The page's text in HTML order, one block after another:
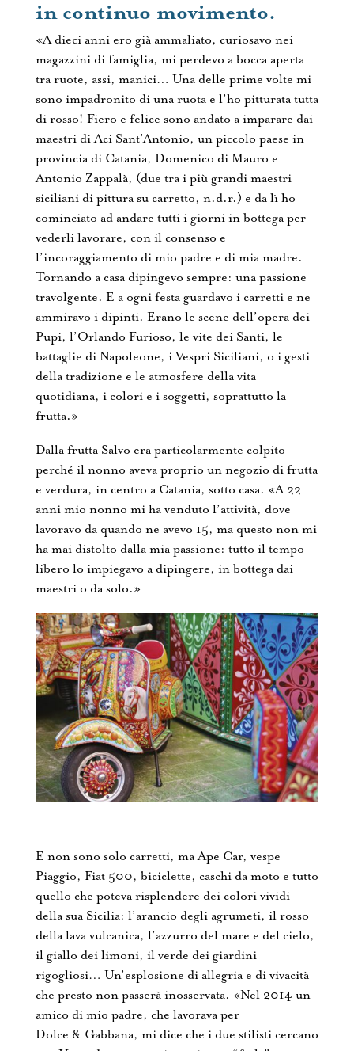
in continuo movimento.
«A dieci anni ero già ammaliato, curiosavo nei
magazzini di famiglia, mi perdevo a bocca aperta
tra ruote, assi, manici… Una delle prime volte mi
sono impadronito di una ruota e l’ho pitturata tutta
di rosso! Fiero e felice sono andato a imparare dai
maestri di Aci Sant’Antonio, un piccolo paese in
provincia di Catania, Domenico di Mauro e
Antonio Zappalà, (due tra i più grandi maestri
siciliani di pittura su carretto, n.d.r.) e da lì ho
cominciato ad andare tutti i giorni in bottega per
vederli lavorare, con il consenso e
l’incoraggiamento di mio padre e di mia madre.
Tornando a casa dipingevo sempre: una passione
travolgente. E a ogni festa guardavo i carretti e ne
ammiravo i dipinti. Erano le scene dell’opera dei
Pupi, l’Orlando Furioso, le vite dei Santi, le
battaglie di Napoleone, i Vespri Siciliani, o i gesti
della tradizione e le atmosfere della vita
quotidiana, i colori e i soggetti, soprattutto la
frutta.»
Dalla frutta Salvo era particolarmente colpito
perché il nonno aveva proprio un negozio di frutta
e verdura, in centro a Catania, sotto casa. «A 22
anni mio nonno mi ha venduto l’attività, dove
lavoravo da quando ne avevo 15, ma questo non mi
ha mai distolto dalla mia passione: tutto il tempo
libero lo impiegavo a dipingere, in bottega dai
maestri o da solo.»
E non sono solo carretti, ma Ape Car, vespe
Piaggio, Fiat 500, biciclette, caschi da moto e tutto
quello che poteva risplendere dei colori vividi
della sua Sicilia: l’arancio degli agrumeti, il rosso
della lava vulcanica, l’azzurro del mare e del cielo,
il giallo dei limoni, il verde dei giardini
rigogliosi… Un’esplosione di allegria e di vivacità
che presto non passerà inosservata. «Nel 2014 un
amico di mio padre, che lavorava per
Dolce & Gabbana, mi dice che i due stilisti cercano